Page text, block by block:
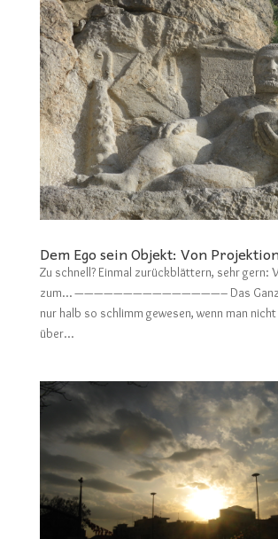
Dem Ego sein Objekt: Von
Zu schnell? Einmal zurückblättern, sehr gern:
zum… ———————————————– Das Ganze
nur halb so schlimm gewesen, wenn man
über...